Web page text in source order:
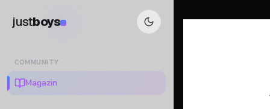
justboys
COMMUNITY
Magazin